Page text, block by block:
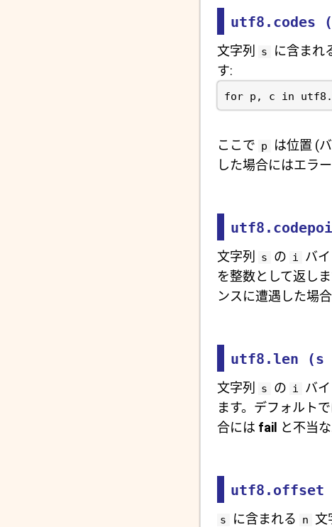
文字列 s
に含まれ
す:
for p, c in
ここで p は位置 (
した場合にはエラ
文字列 s の i バ
を整数として返し
ンスに遭遇した場
utf8.len
文字列 s の i バ
ます。デフォルト
合には fail と不当
s に含まれる n 文